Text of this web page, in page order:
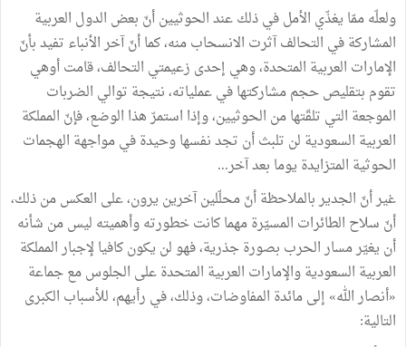
ولعلّه ممّا يغذّي الأمل في ذلك عند الحوثيين أنّ بعض الدول العربية
المشاركة في التحالف آثرت الانسحاب منه، كما أنّ آخر الأنباء تفيد بأنّ
الإمارات العربية المتحدة، وهي إحدى زعيمتي التحالف، قامت أوهي
تقوم بتقليص حجم مشاركتها في عملياته، نتيجة توالي الضربات
الموجعة التي تلقّتها من الحوثيين، وإذا استمرّ هذا الوضع، فإنّ المملكة
العربية السعودية لن تلبث أن تجد نفسها وحيدة في مواجهة الهجمات
الحوثية المتزايدة يوما بعد آخر...
غير أنّ الجدير بالملاحظة أنّ محلّلين آخرين يرون، على العكس من ذلك،
أنّ سلاح الطائرات المسيّرة مهما كانت خطورته وأهميته ليس من شأنه
أن يغيّر مسار الحرب بصورة جذرية، فهو لن يكون كافيا لإجبار المملكة
العربية السعودية والإمارات العربية المتحدة على الجلوس مع جماعة
«أنصار الله» إلى مائدة المفاوضات، وذلك، في رأيهم، للأسباب الكبرى
التالية: